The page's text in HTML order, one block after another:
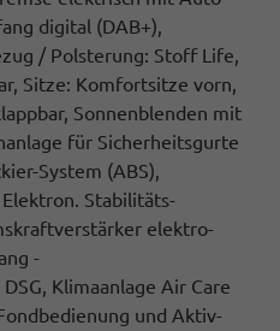
digital (DAB+),
/ Polsterung: Stoff Life,
Sitze: Komfortsitze vorn,
Sonnenblenden mit
für Sicherheitsgurte
System (ABS),
Stabilitäts-
elektro-
-
Klimaanlage Air Care
und Aktiv-